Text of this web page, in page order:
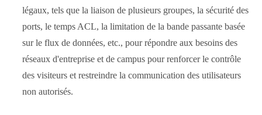
légaux, tels que la liaison de plusieurs groupes, la sécurité des
ports, le temps ACL, la limitation de la bande passante basée
sur le flux de données, etc., pour répondre aux besoins des
réseaux d'entreprise et de campus pour renforcer le contrôle
des visiteurs et restreindre la communication des utilisateurs
non autorisés.